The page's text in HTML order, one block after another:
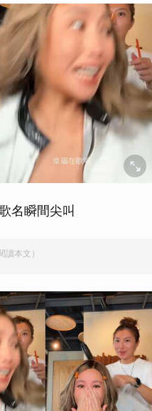
名瞬間尖叫
讀本文）